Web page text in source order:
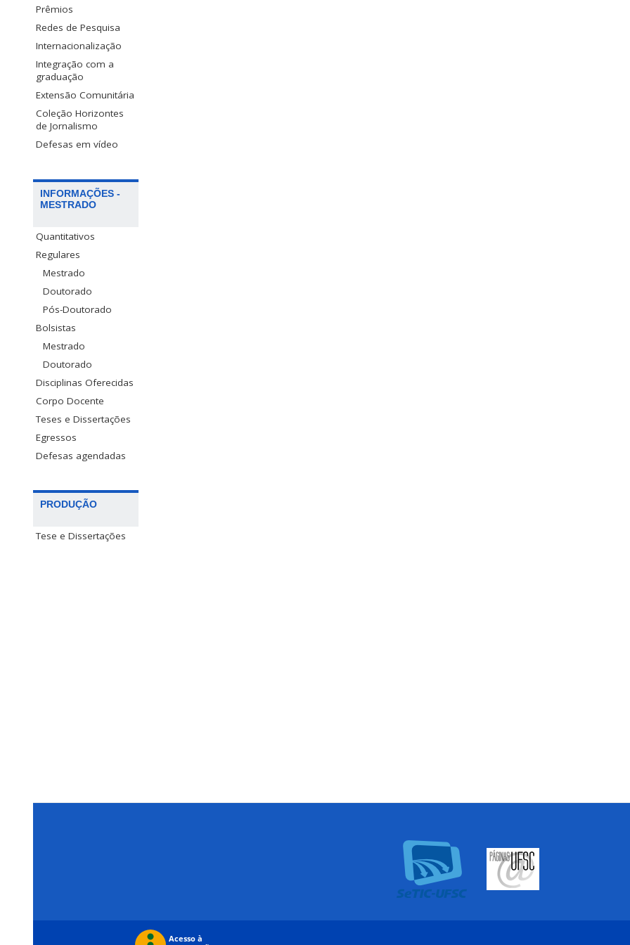
Prêmios
Redes de Pesquisa
Internacionalização
Integração com a
graduação
Extensão Comunitária
Coleção Horizontes
de Jornalismo
Defesas em vídeo
INFORMAÇÕES -
MESTRADO
Quantitativos
Regulares
Mestrado
Doutorado
Pós-Doutorado
Bolsistas
Mestrado
Doutorado
Disciplinas Oferecidas
Corpo Docente
Teses e Dissertações
Egressos
Defesas agendadas
PRODUÇÃO
Tese e Dissertações